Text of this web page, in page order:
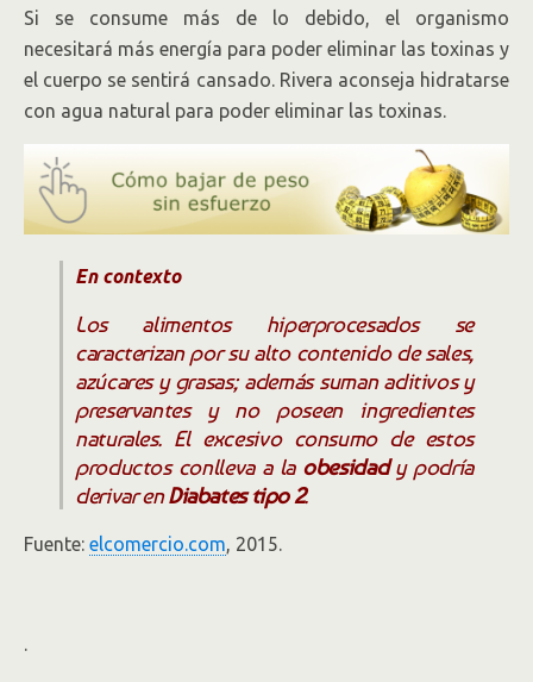
Si se consume más de lo debido, el organismo
necesitará más energía para poder eliminar las toxinas y
el cuerpo se sentirá cansado. Rivera aconseja hidratarse
con agua natural para poder eliminar las toxinas.
En contexto
Los alimentos hiperprocesados se
caracterizan por su alto contenido de sales,
azúcares y grasas; además suman aditivos y
preservantes y no poseen ingredientes
naturales. El excesivo consumo de estos
productos conlleva a la obesidady podría
derivar enDiabates tipo 2. ​
Fuente: elcomercio.com, 2015.
.